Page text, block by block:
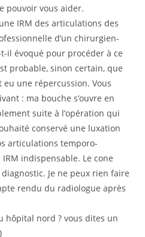
pouvoir vous aider.
IRM des articulations des
d’un chirurgien-
il évoqué pour procéder à ce
probable, sinon certain, que
eu une répercussion. Vous
: ma bouche s’ouvre en
suite à l’opération qui
conservé une luxation
articulations temporo-
IRM indispensable. Le cone
Je ne peux rien faire
rendu du radiologue après
hôpital nord ? vous dites un